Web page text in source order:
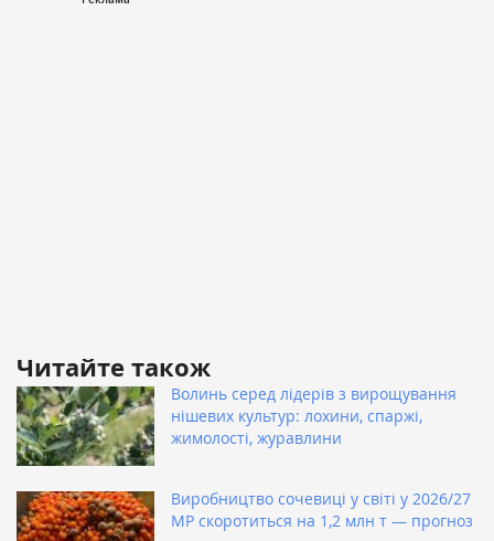
Читайте також
Волинь серед лідерів з вирощування
нішевих культур: лохини, спаржі,
жимолості, журавлини
Виробництво сочевиці у світі у 2026/27
МР скоротиться на 1,2 млн т — прогноз